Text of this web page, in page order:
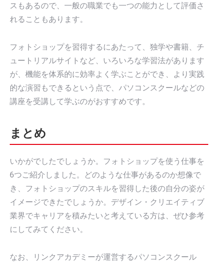
スもあるので、一般の職業でも一つの能力として評価さ
れることもあります。
フォトショップを習得するにあたって、独学や書籍、チ
ュートリアルサイトなど、いろいろな学習法があります
が、機能を体系的に効率よく学ぶことができ、より実践
的な演習もできるという点で、パソコンスクールなどの
講座を受講して学ぶのがおすすめです。
まとめ
いかがでしたでしょうか。フォトショップを使う仕事を
6つご紹介しました。どのような仕事があるのか想像で
き、フォトショップのスキルを習得した後の自分の姿が
イメージできたでしょうか。デザイン・クリエイティブ
業界でキャリアを積みたいと考えている方は、ぜひ参考
にしてみてください。
なお、リンクアカデミーが運営するパソコンスクール